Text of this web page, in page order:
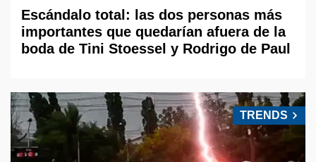
Escándalo total: las dos personas más
importantes que quedarían afuera de la
boda de Tini Stoessel y Rodrigo de Paul
TRENDS